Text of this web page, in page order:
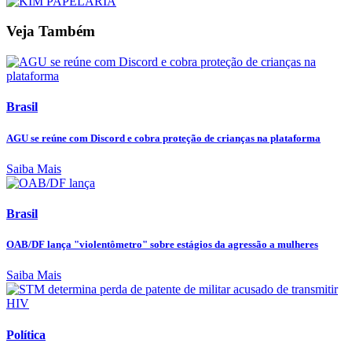
Veja Também
Brasil
AGU se reúne com Discord e cobra proteção de crianças na plataforma
Saiba Mais
Brasil
OAB/DF lança "violentômetro" sobre estágios da agressão a mulheres
Saiba Mais
Política